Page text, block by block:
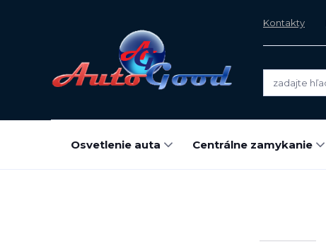
Kontakty
Osvetlenie auta Centrálne zamykanie